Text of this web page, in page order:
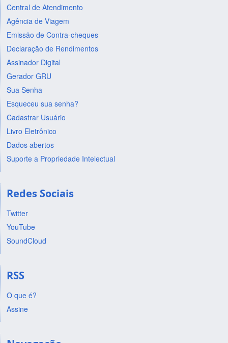
Central de Atendimento
Agência de Viagem
Emissão de Contra-cheques
Declaração de Rendimentos
Assinador Digital
Gerador GRU
Sua Senha
Esqueceu sua senha?
Cadastrar Usuário
Livro Eletrônico
Dados abertos
Suporte a Propriedade Intelectual
Redes Sociais
Twitter
YouTube
SoundCloud
RSS
O que é?
Assine